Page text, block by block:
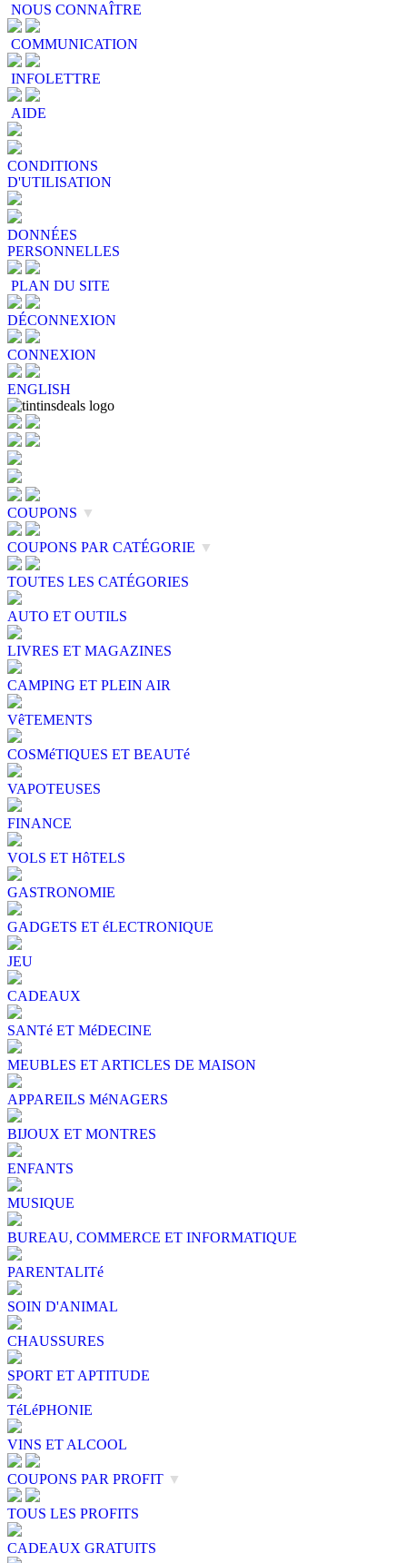
NOUS CONNAÎTRE
COMMUNICATION
INFOLETTRE
AIDE
CONDITIONS
D'UTILISATION
DONNÉES
PERSONNELLES
PLAN DU SITE
DÉCONNEXION
CONNEXION
ENGLISH
COUPONS ▼
COUPONS PAR CATÉGORIE ▼
TOUTES LES CATÉGORIES
AUTO ET OUTILS
LIVRES ET MAGAZINES
CAMPING ET PLEIN AIR
VêTEMENTS
COSMéTIQUES ET BEAUTé
VAPOTEUSES
FINANCE
VOLS ET HôTELS
GASTRONOMIE
GADGETS ET éLECTRONIQUE
JEU
CADEAUX
SANTé ET MéDECINE
MEUBLES ET ARTICLES DE MAISON
APPAREILS MéNAGERS
BIJOUX ET MONTRES
ENFANTS
MUSIQUE
BUREAU, COMMERCE ET INFORMATIQUE
PARENTALITé
SOIN D'ANIMAL
CHAUSSURES
SPORT ET APTITUDE
TéLéPHONIE
VINS ET ALCOOL
COUPONS PAR PROFIT ▼
TOUS LES PROFITS
CADEAUX GRATUITS